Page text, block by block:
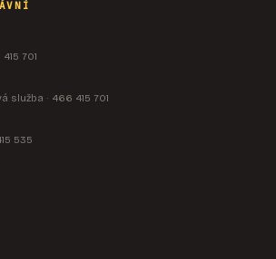
701
služba · 466 415 701
535